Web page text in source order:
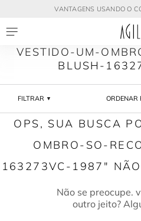
VANTAGENS USANDO O
VESTIDO-UM-
BLUSH-
FILTRAR ORDENAR
OMBRO-SO-
163273VC-1987